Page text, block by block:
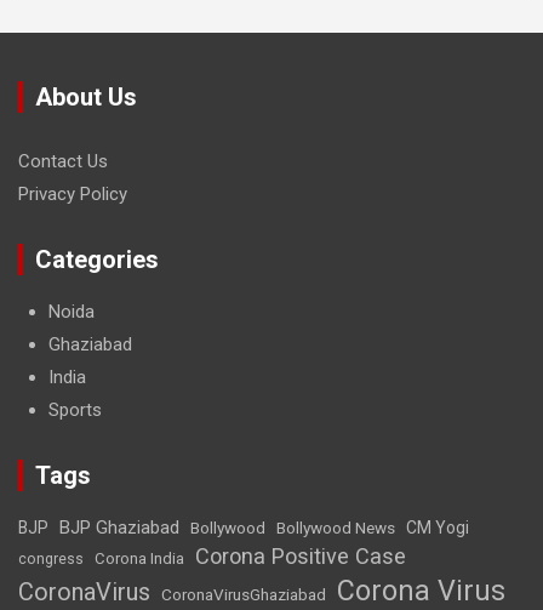
About Us
Contact Us
Privacy Policy
Categories
Noida
Ghaziabad
India
Sports
Tags
BJP BJP Ghaziabad Bollywood Bollywood News CM Yogi
congress Corona India Corona Positive Case
CoronaVirus CoronaVirusGhaziabad
Corona Virus